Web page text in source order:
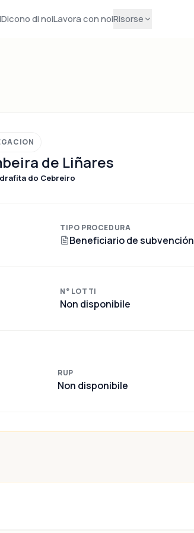
Dicono di noiLavora con noiRisorse
de Liñares
do Cebreiro
TIPO PROCEDURA
Beneficiario de subvención
N° LOTTI
Non disponibile
RUP
Non disponibile